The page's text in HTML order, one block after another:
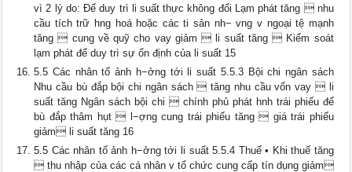
vì 2 lý do: Để duy trì li suất thực không đổi Lạm phát tăng  nhu
cầu tích trữ hng hoá hoặc các ti sản nh− vng v ngoại tệ mạnh
tăng  cung về quỹ cho vay giảm  li suất tăng  Kiểm soát
lạm phát để duy trì sự ổn định của li suất 15
5.5 Các nhân tố ảnh h−ởng tới li suất 5.5.3 Bội chi ngân sách
Nhu cầu bù đắp bội chi ngân sách  tăng nhu cầu vốn vay  li
suất tăng Ngân sách bội chi  chính phủ phát hnh trái phiếu để
bù đắp thâm hụt  l−ợng cung trái phiếu tăng  giá trái phiếu
giảm li suất tăng 16
5.5 Các nhân tố ảnh h−ởng tới li suất 5.5.4 Thuế • Khi thuế tăng
 thu nhập của các cá nhân v tổ chức cung cấp tín dụng giảm